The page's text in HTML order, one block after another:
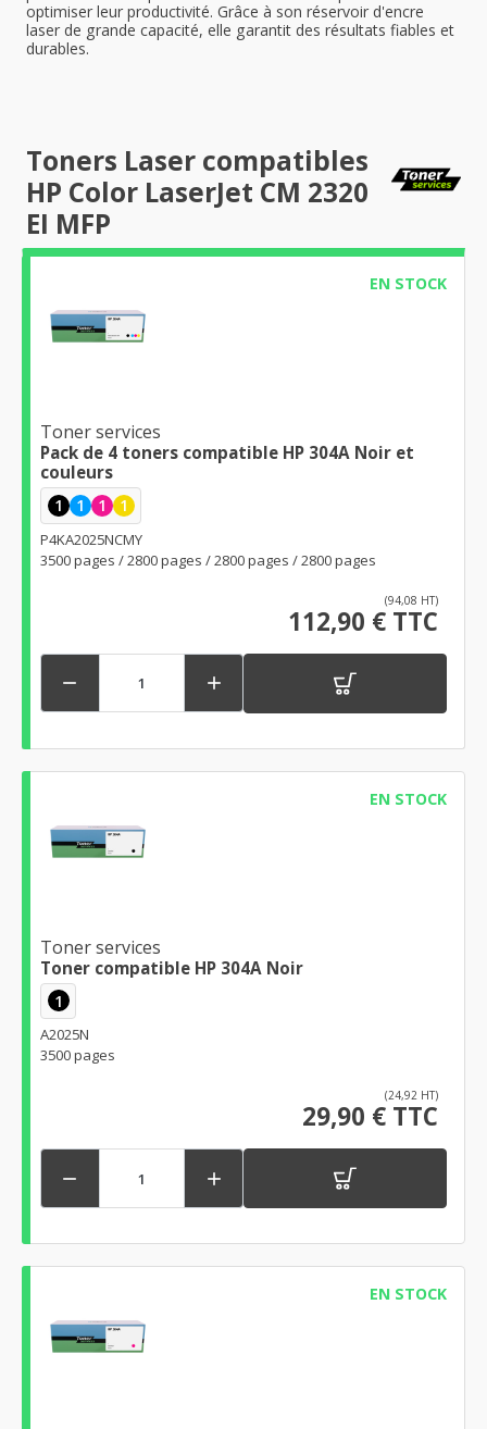
optimiser leur productivité. Grâce à son réservoir d'encre
laser de grande capacité, elle garantit des résultats fiables et
durables.
Toners Laser compatibles
HP Color LaserJet CM 2320
EI MFP
EN STOCK
Toner services
Pack de 4 toners compatible HP 304A Noir et
couleurs
1 1 1 1
P4KA2025NCMY
3500 pages / 2800 pages / 2800 pages / 2800 pages
(94,08 HT)
112,90 € TTC
 
EN STOCK
Toner services
Toner compatible HP 304A Noir
1
A2025N
3500 pages
(24,92 HT)
29,90 € TTC
 
EN STOCK